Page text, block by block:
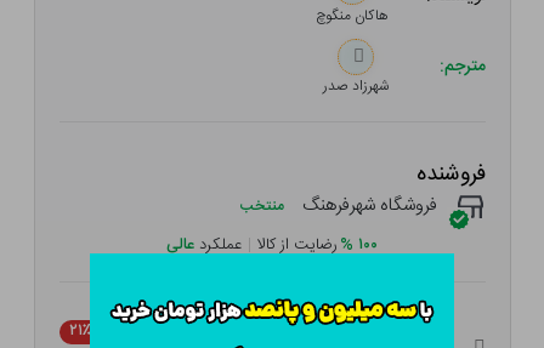
هاکان منگوچ
مترجم:
شهرزاد صدر
فروشنده
فروشگاه شهرفرهنگ منتخب
۱۰۰ %رضایت از کالا | عملکرد عالی
۳۲۰,۰۰۰ تومان ۲۱٪